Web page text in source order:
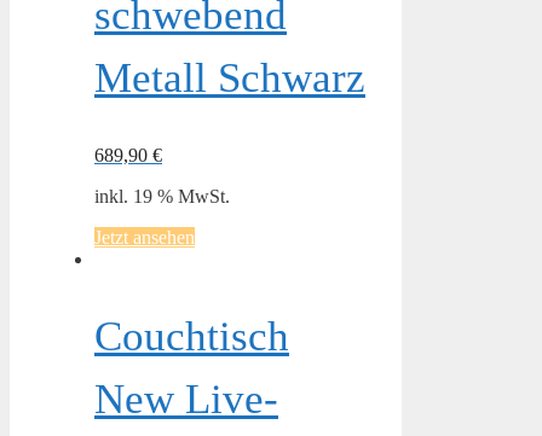
schwebend
Metall Schwarz
689,90 €
inkl. 19 % MwSt.
Jetzt ansehen
Couchtisch
New Live-